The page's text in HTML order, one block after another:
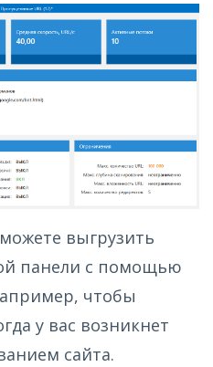
выгрузить
панели с помощью
чтобы
у вас возникнет
сайта.